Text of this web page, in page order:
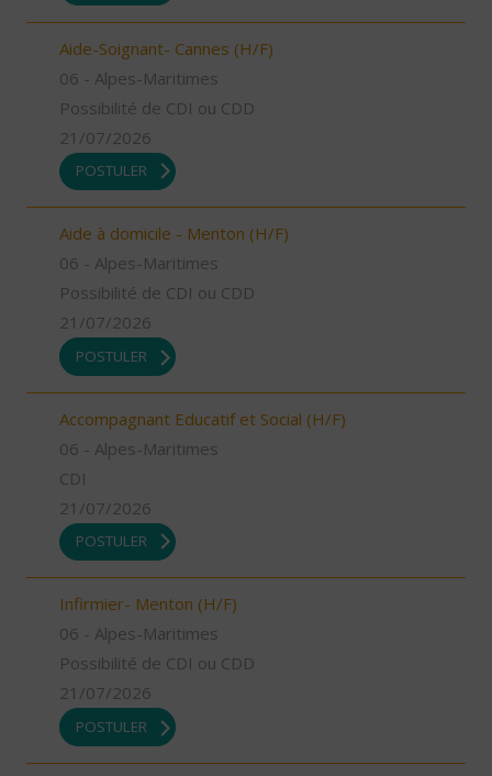
Aide-Soignant- Cannes (H/F)
06 - Alpes-Maritimes
Possibilité de CDI ou CDD
21/07/2026
POSTULER
Aide à domicile - Menton (H/F)
06 - Alpes-Maritimes
Possibilité de CDI ou CDD
21/07/2026
POSTULER
Accompagnant Educatif et Social (H/F)
06 - Alpes-Maritimes
CDI
21/07/2026
POSTULER
Infirmier- Menton (H/F)
06 - Alpes-Maritimes
Possibilité de CDI ou CDD
21/07/2026
POSTULER